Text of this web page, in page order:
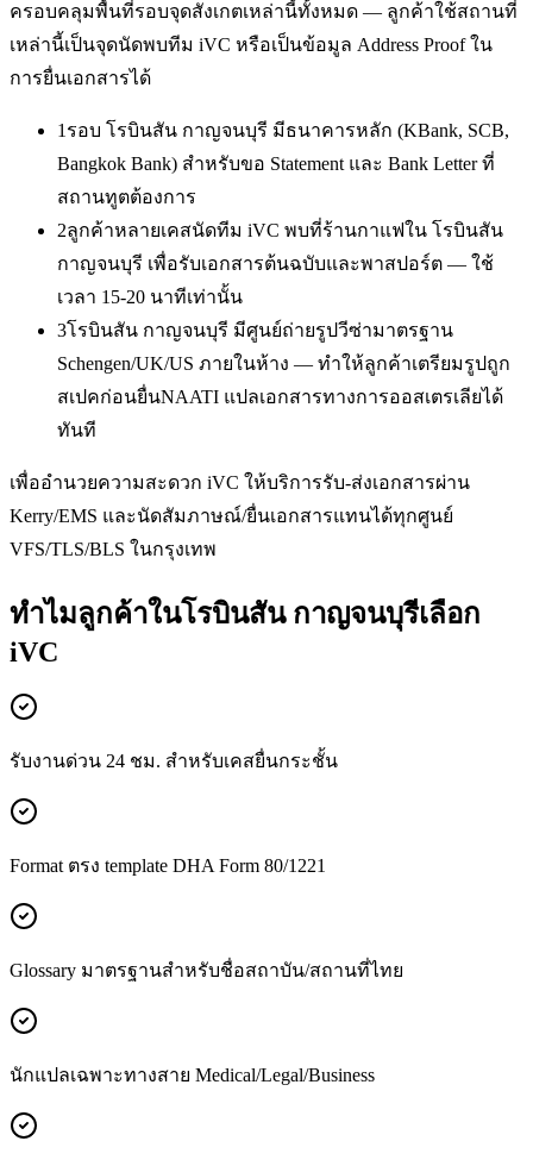
ครอบคลุมพื้นที่รอบจุดสังเกตเหล่านี้ทั้งหมด — ลูกค้าใช้สถานที่
เหล่านี้เป็นจุดนัดพบทีม iVC หรือเป็นข้อมูล Address Proof ใน
การยื่นเอกสารได้
1 รอบ โรบินสัน กาญจนบุรี มีธนาคารหลัก (KBank, SCB,
Bangkok Bank) สำหรับขอ Statement และ Bank Letter ที่
สถานทูตต้องการ
2ลูกค้าหลายเคสนัดทีม iVC พบที่ร้านกาแฟใน โรบินสัน
กาญจนบุรี เพื่อรับเอกสารต้นฉบับและพาสปอร์ต — ใช้
เวลา 15-20 นาทีเท่านั้น
3โรบินสัน กาญจนบุรี มีศูนย์ถ่ายรูปวีซ่ามาตรฐาน
Schengen/UK/US ภายในห้าง — ทำให้ลูกค้าเตรียมรูปถูก
สเปคก่อนยื่นNAATI แปลเอกสารทางการออสเตรเลียได้
ทันที
เพื่ออำนวยความสะดวก iVC ให้บริการรับ-ส่งเอกสารผ่าน
Kerry/EMS และนัดสัมภาษณ์/ยื่นเอกสารแทนได้ทุกศูนย์
VFS/TLS/BLS ในกรุงเทพ
ทำไมลูกค้าในโรบินสัน กาญจนบุรีเลือก
iVC
รับงานด่วน 24 ชม. สำหรับเคสยื่นกระชั้น
Format ตรง template DHA Form 80/1221
Glossary มาตรฐานสำหรับชื่อสถาบัน/สถานที่ไทย
นักแปลเฉพาะทางสาย Medical/Legal/Business